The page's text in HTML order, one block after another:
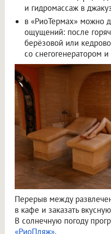
и гидромассаж в
в «РиоТермах» можно
ощущений: после
берёзовой или
со снегогенератором
Перерыв между
в кафе и заказать
В солнечную погоду
«РиоПляж».